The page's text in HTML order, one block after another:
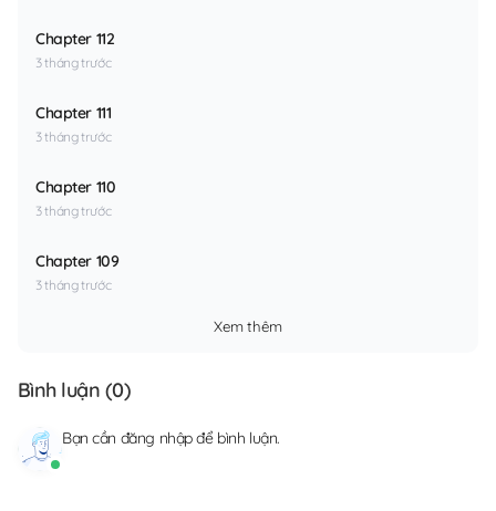
Chapter 112
3 tháng trước
Chapter 111
3 tháng trước
Chapter 110
3 tháng trước
Chapter 109
3 tháng trước
Xem thêm
Bình luận (0)
Bạn cần đăng nhậpđể bình luận.